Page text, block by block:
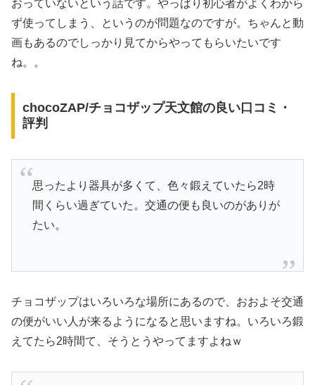
おっていないという話です。やっぱり初心者がよくわから
ず使ってしまう、というのが問題なのですが。ちゃんと動
画もあるのでしっかり見てからやってもらいたいです
ね。。
chocoZAP/チョコザップ天文館の良い口コミ・
評判
思ったより器具が多くて、色々鍛えていたら2時
間くらい過ぎていた。交通の便も良いのがありが
たい。
チョコザップはいろいろな場所にあるので、おおよそ交通
の便がいい人が来るようになると思いますね。いろいろ鍛
えてたら2時間て、そうとうやってますよねｗ